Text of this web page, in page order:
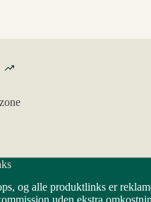
og alle produktlinks er